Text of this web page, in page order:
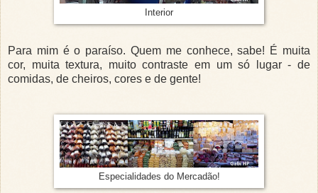
Interior
Para mim é o paraíso. Quem me conhece, sabe! É muita
cor, muita textura, muito contraste em um só lugar - de
comidas, de cheiros, cores e de gente!
Especialidades do Mercadão!